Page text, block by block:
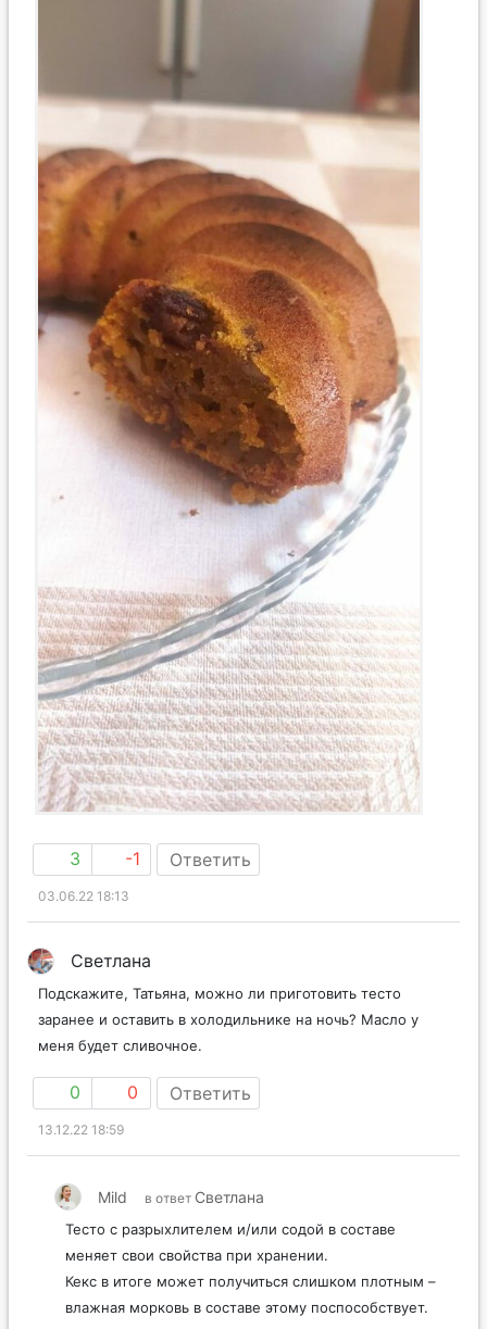
3 -1 Ответить
03.06.22 18:13
Светлана
Подскажите, Татьяна, можно ли приготовить тесто
заранее и оставить в холодильнике на ночь? Масло у
меня будет сливочное.
0 0 Ответить
13.12.22 18:59
Mild в ответ Светлана
Тесто с разрыхлителем и/или содой в составе
меняет свои свойства при хранении.
Кекс в итоге может получиться слишком плотным –
влажная морковь в составе этому поспособствует.